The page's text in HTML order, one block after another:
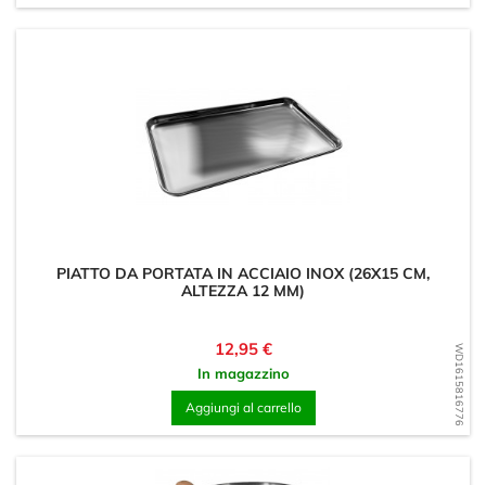
WD1615816776
PIATTO DA PORTATA IN ACCIAIO INOX (26X15 CM,
ALTEZZA 12 MM)
Prezzo
12,95 €
In magazzino
Aggiungi al carrello